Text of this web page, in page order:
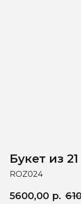
Букет из
ROZ024
5600,00 р.